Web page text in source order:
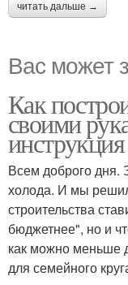
читать дальше →
Вас может
Как
своими
инструкция
Всем доброго дня.
холода. И мы
строительства
бюджетнее", но и
как можно меньше
для семейного